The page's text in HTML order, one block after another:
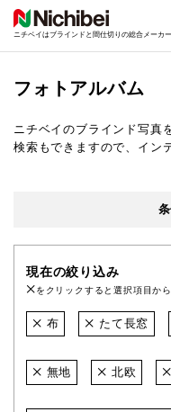
ニチベイはブラインドと間仕切りの総合メーカ
フォトアルバム
ニチベイのブラインド写真
検索もできますので、イン
現在の絞り込み
をクリックすると選択項目から
布 たて長窓
無地 北欧